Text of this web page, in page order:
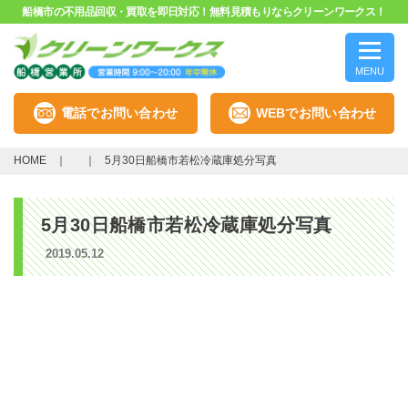
船橋市の不用品回収・買取を即日対応！無料見積もりならクリーンワークス！
MENU
電話でお問い合わせ WEBでお問い合わせ
HOME 5月30日船橋市若松冷蔵庫処分写真
5月30日船橋市若松冷蔵庫処分写真
2019.05.12